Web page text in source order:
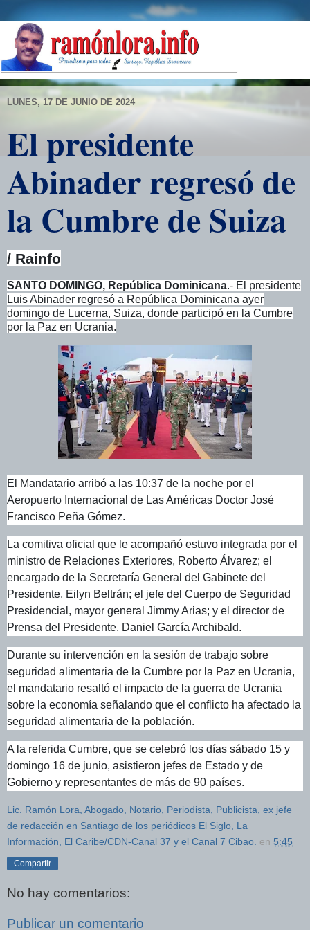
LUNES, 17 DE JUNIO DE 2024
El presidente
Abinader regresó de
la Cumbre de Suiza
/ Rainfo
SANTO DOMINGO, República Dominicana.- El presidente
Luis Abinader regresó a República Dominicana ayer
domingo de Lucerna, Suiza, donde participó en la Cumbre
por la Paz en Ucrania.
El Mandatario arribó a las 10:37 de la noche por el
Aeropuerto Internacional de Las Américas Doctor José
Francisco Peña Gómez.
La comitiva oficial que le acompañó estuvo integrada por el
ministro de Relaciones Exteriores, Roberto Álvarez; el
encargado de la Secretaría General del Gabinete del
Presidente, Eilyn Beltrán; el jefe del Cuerpo de Seguridad
Presidencial, mayor general Jimmy Arias; y el director de
Prensa del Presidente, Daniel García Archibald.
Durante su intervención en la sesión de trabajo sobre
seguridad alimentaria de la Cumbre por la Paz en Ucrania,
el mandatario resaltó el impacto de la guerra de Ucrania
sobre la economía señalando que el conflicto ha afectado la
seguridad alimentaria de la población.
A la referida Cumbre, que se celebró los días sábado 15 y
domingo 16 de junio, asistieron jefes de Estado y de
Gobierno y representantes de más de 90 países.
Lic. Ramón Lora, Abogado, Notario, Periodista, Publicista, ex jefe
de redacción en Santiago de los periódicos El Siglo, La
Información, El Caribe/CDN-Canal 37 y el Canal 7 Cibao. en 5:45
Compartir
No hay comentarios:
Publicar un comentario